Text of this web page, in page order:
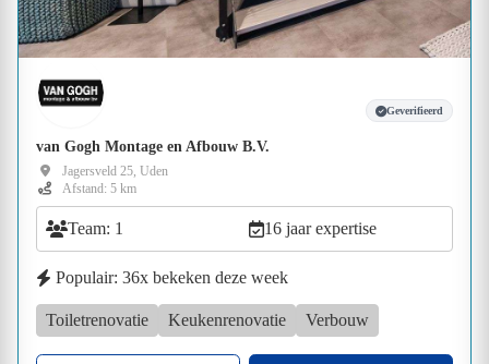
Geverifieerd
van Gogh Montage en Afbouw B.V.
Jagersveld 25, Uden
Afstand: 5 km
Team: 1 16 jaar expertise
Populair: 36x bekeken deze week
Toiletrenovatie Keukenrenovatie Verbouw